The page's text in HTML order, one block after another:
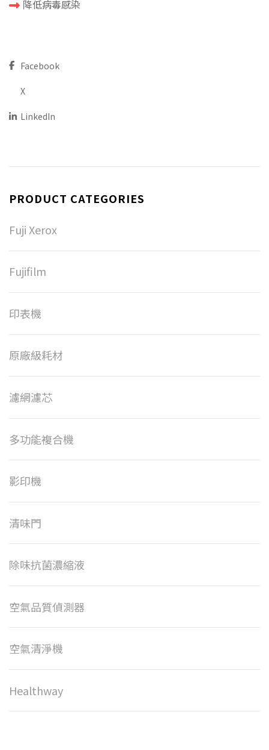
降低病毒感染
Facebook
X
LinkedIn
PRODUCT CATEGORIES
Fuji Xerox
Fujifilm
印表機
原廠級耗材
濾網濾芯
多功能複合機
影印機
清味門
除味抗菌濃縮液
空氣品質偵測器
空氣清淨機
Healthway